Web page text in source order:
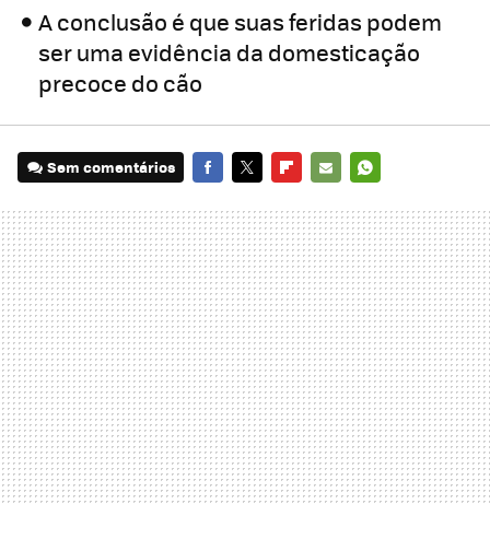
A conclusão é que suas feridas podem
ser uma evidência da domesticação
precoce do cão
Sem comentários
MAIL